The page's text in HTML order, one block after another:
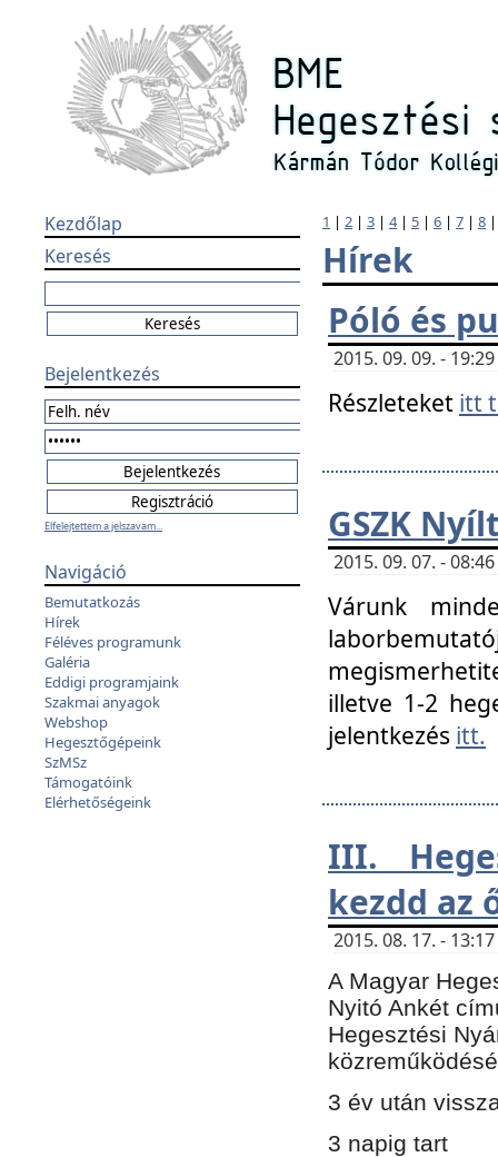
Kezdőlap
Keresés
Bejelentkezés
Elfelejtettem a jelszavam...
Navigáció
Bemutatkozás
Hírek
Féléves programunk
Galéria
Eddigi programjaink
Szakmai anyagok
Webshop
Hegesztőgépeink
SzMSz
Támogatóink
Elérhetőségeink
1 | 2 | 3 | 4| 5 | 6 | 7 | 8
Hírek
Póló és
2015. 09. 09. -
Részleteket itt
GSZK
2015. 09. 07. -
Várunk
illetve 1-2
jelentkezés itt.
III.
kezdd az
2015. 08. 17. -
A Magyar
Nyitó Ankét
Hegesztési
3 év után
3 napig tart